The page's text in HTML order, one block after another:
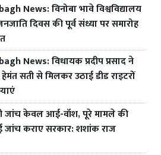
News: विनोबा भावे विश्वविद्यालय
दिवस की पूर्व संध्या पर समारोह
News: विधायक प्रदीप प्रसाद ने
सती से मिलकर उठाई डीड राइटरों
जांच केवल आई-वॉश, पूरे मामले की
जांच कराए सरकार: शशांक राज